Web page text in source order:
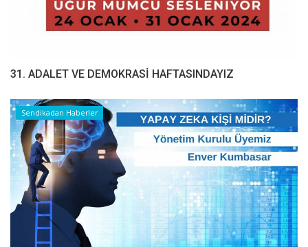
31. ADALET VE DEMOKRASİ HAFTASINDAYIZ
Sendikadan Haberler